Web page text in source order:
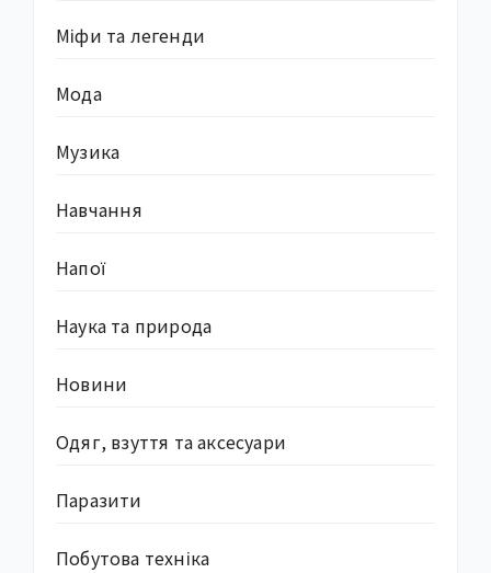
Міфи та легенди
Мода
Музика
Навчання
Напої
Наука та природа
Новини
Одяг, взуття та аксесуари
Паразити
Побутова техніка